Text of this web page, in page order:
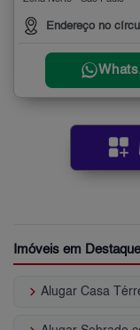
Endereço no
Imóveis em Destaque
keyboard_arrow_right Alugar Casa